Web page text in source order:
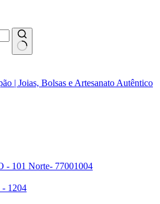
- 101 Norte- 77001004
- 1204